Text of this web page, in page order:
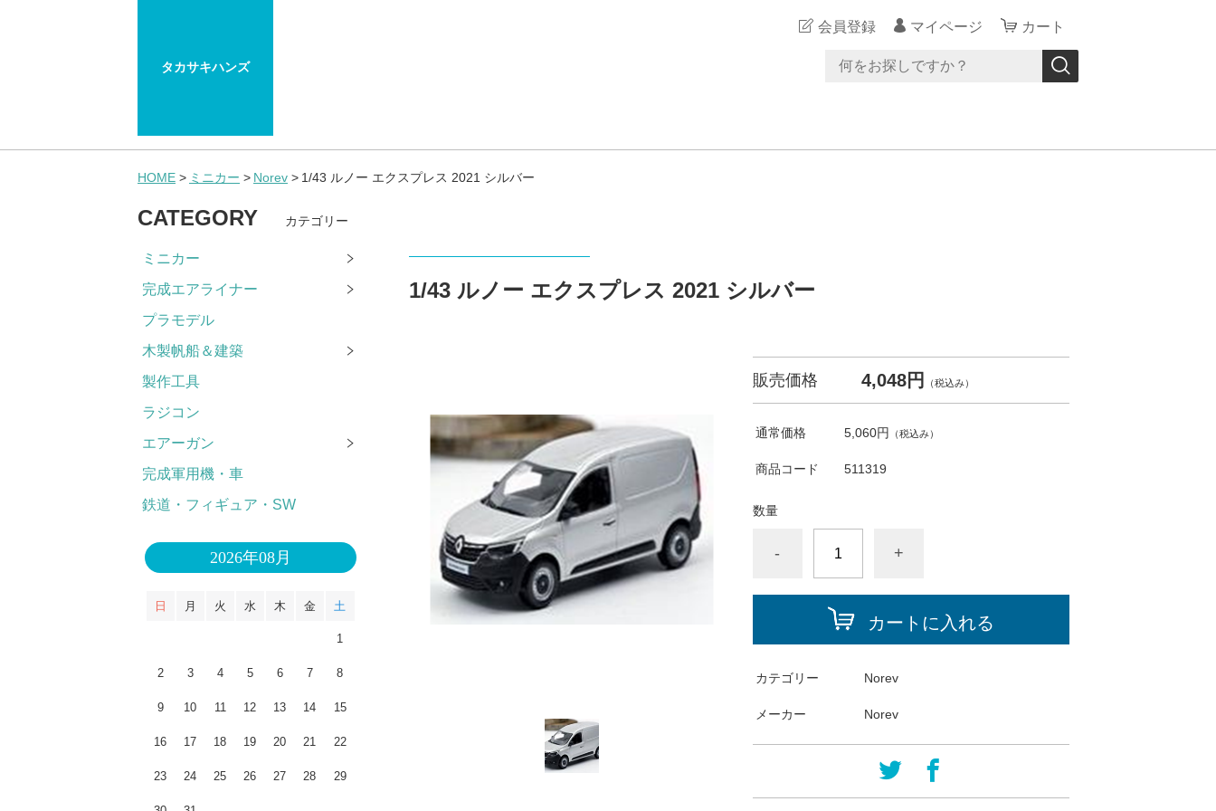
タカサキハンズ
会員登録 マイページ カート
HOME ミニカー Norev 1/43 ルノー エクスプレス 2021 シルバー
1/43 ルノー エクスプレス 2021 シルバー
販売価格 4,048円 （税込み）
通常価格 5,060円 （税込み）
商品コード 511319
数量
- +
カートに入れる
カテゴリー Norev
メーカー Norev
CATEGORY カテゴリー
ミニカー
完成エアライナー
プラモデル
木製帆船＆建築
製作工具
ラジコン
エアーガン
完成軍用機・車
鉄道・フィギュア・SW
2026年08月
日 月 火 水 木 金 土
1
2 3 4 5 6 7 8
9 10 11 12 13 14 15
16 17 18 19 20 21 22
23 24 25 26 27 28 29